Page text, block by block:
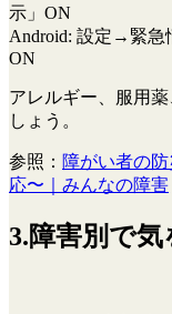
示」ON
Android: 設定→緊急
ON
アレルギー、服用
しょう。
参照： 障がい者の
応〜｜みんなの障害
3.障害別で